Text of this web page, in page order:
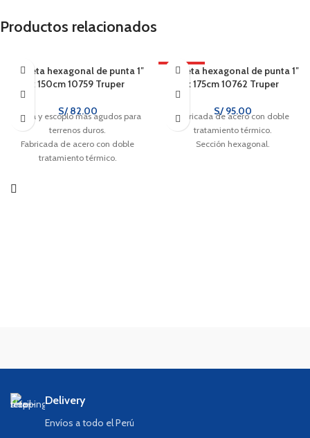
Productos relacionados
Barreta hexagonal de punta 1″
x 150cm 10759 Truper
S/82.00
Punta y escoplo más agudos para
terrenos duros.
Fabricada de acero con doble
tratamiento térmico.
CALIENTE
Barreta hexagonal de punta 1″
x 175cm 10762 Truper
S/95.00
Fabricada de acero con doble
tratamiento térmico.
Sección hexagonal.
Delivery
Envíos a todo el Perú